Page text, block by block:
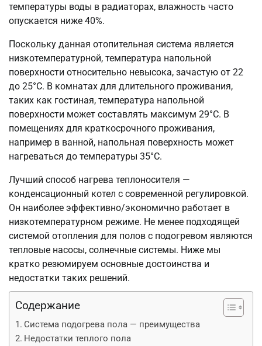
температуры воды в радиаторах, влажность часто
опускается ниже 40%.
Поскольку данная отопительная система является
низкотемпературной, температура напольной
поверхности относительно невысока, зачастую от 22
до 25°C. В комнатах для длительного проживания,
таких как гостиная, температура напольной
поверхности может составлять максимум 29°C. В
помещениях для краткосрочного проживания,
например в ванной, напольная поверхность может
нагреваться до температуры 35°C.
Лучший способ нагрева теплоносителя —
конденсационный котел с современной регулировкой.
Он наиболее эффективно/экономично работает в
низкотемпературном режиме. Не менее подходящей
системой отопления для полов с подогревом являются
тепловые насосы, солнечные системы. Ниже мы
кратко резюмируем основные достоинства и
недостатки таких решений.
Содержание
Система подогрева пола — преимущества
Недостатки теплого пола